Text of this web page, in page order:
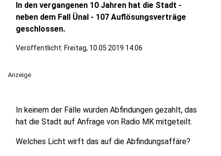
In den vergangenen 10 Jahren hat die Stadt -
neben dem Fall Ünal - 107 Auflösungsverträge
geschlossen.
Veröffentlicht: Freitag, 10.05.2019 14:06
Anzeige
In keinem der Fälle wurden Abfindungen gezahlt, das
hat die Stadt auf Anfrage von Radio MK mitgeteilt.
Welches Licht wirft das auf die Abfindungsaffäre?